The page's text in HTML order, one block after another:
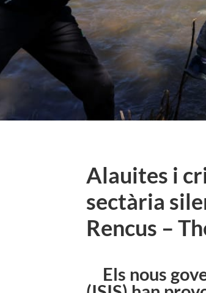
Alauites i
sectària
Rencus –
Els nous